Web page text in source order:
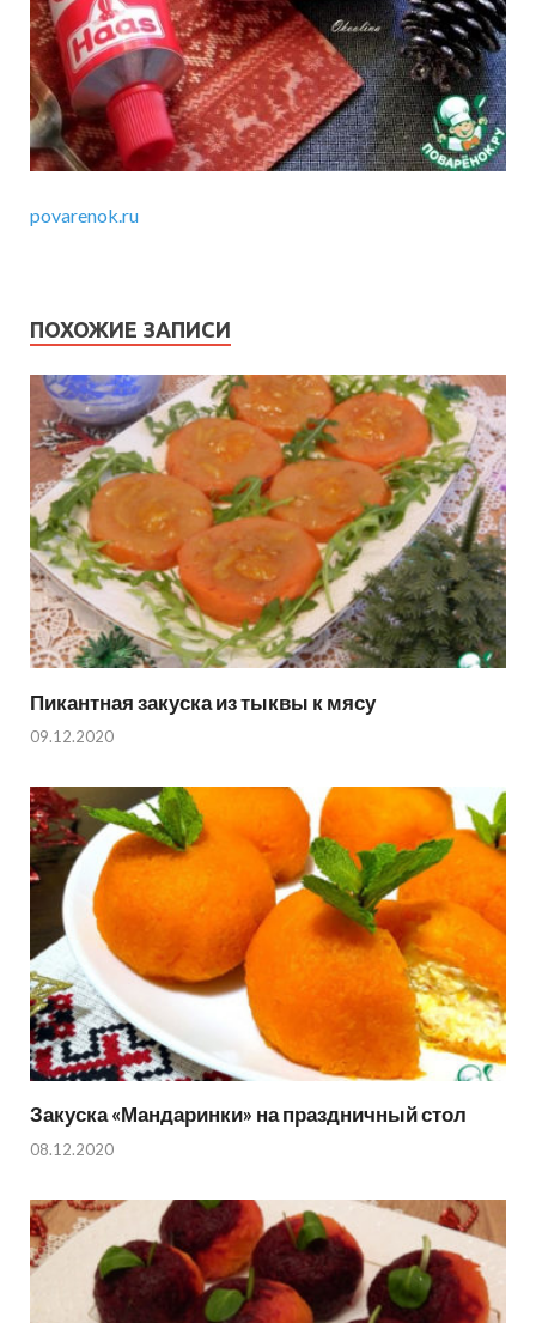
povarenok.ru
ПОХОЖИЕ ЗАПИСИ
Пикантная закуска из тыквы к мясу
09.12.2020
Закуска «Мандаринки» на праздничный стол
08.12.2020